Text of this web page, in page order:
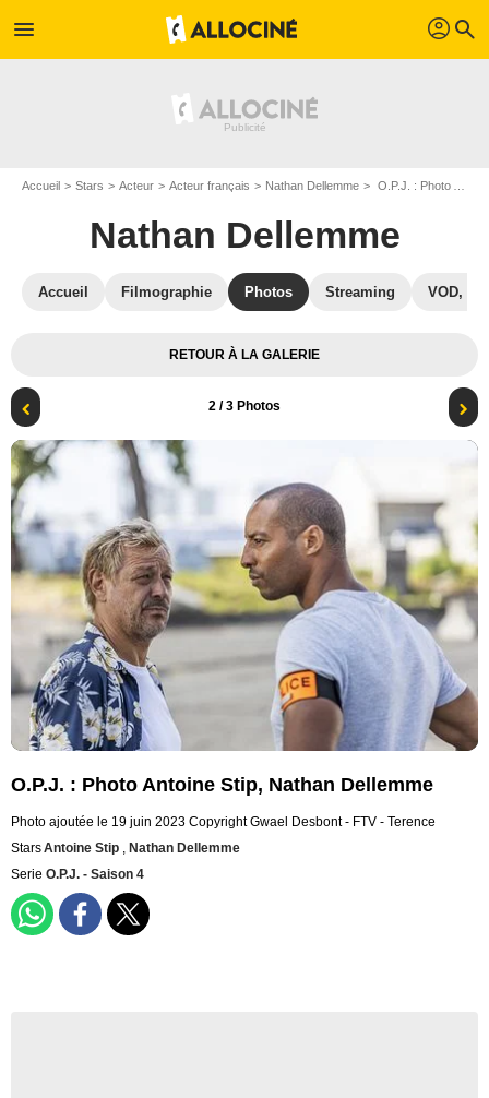
menu profil search
Accueil Stars Acteur Acteur français Nathan Dellemme O.P.J. : Photo Antoine Stip, Nathan Dellemme
Nathan Dellemme
Accueil Filmographie Photos Streaming VOD,
RETOUR À LA GALERIE
2 / 3 Photos
O.P.J. : Photo Antoine Stip, Nathan Dellemme
Photo ajoutée le 19 juin 2023 Copyright Gwael Desbont - FTV - Terence
StarsAntoine Stip , Nathan Dellemme
Serie O.P.J. - Saison 4